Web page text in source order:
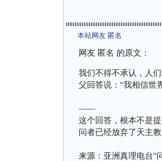
本站网友 匿名
网友 匿名 的原文：
我们不得不承认，人
父回答说：“我相信世
——
这个回答，根本不是
问者已经放弃了天主
来源：亚洲真理电台“